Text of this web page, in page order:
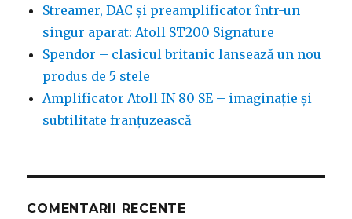
Streamer, DAC și preamplificator într-un
singur aparat: Atoll ST200 Signature
Spendor – clasicul britanic lansează un nou
produs de 5 stele
Amplificator Atoll IN 80 SE – imaginație și
subtilitate franțuzească
COMENTARII RECENTE